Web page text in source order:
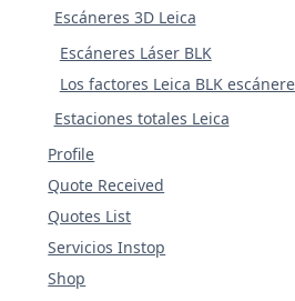
Escáneres 3D Leica
Escáneres Láser BLK
Los factores Leica BLK
Estaciones totales Leica
Profile
Quote Received
Quotes List
Servicios Instop
Shop